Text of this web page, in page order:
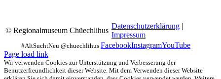
© Regionalmuseum Chüechlihus
Datenschutzerklärung |
Impressum
FacebookInstagramYouTube
Page load link
Wir verwenden Cookies zur Unterstützung und Verbesserung der
Benutzerfreundlichkeit dieser Website. Mit dem Verwenden dieser Website